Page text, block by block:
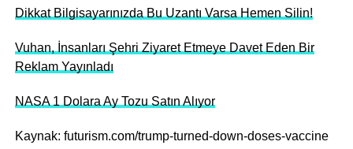
Dikkat Bilgisayarınızda Bu Uzantı Varsa Hemen Silin!
Vuhan, İnsanları Şehri Ziyaret Etmeye Davet Eden Bir
Reklam Yayınladı
NASA 1 Dolara Ay Tozu Satın Alıyor
Kaynak: futurism.com/trump-turned-down-doses-vaccine